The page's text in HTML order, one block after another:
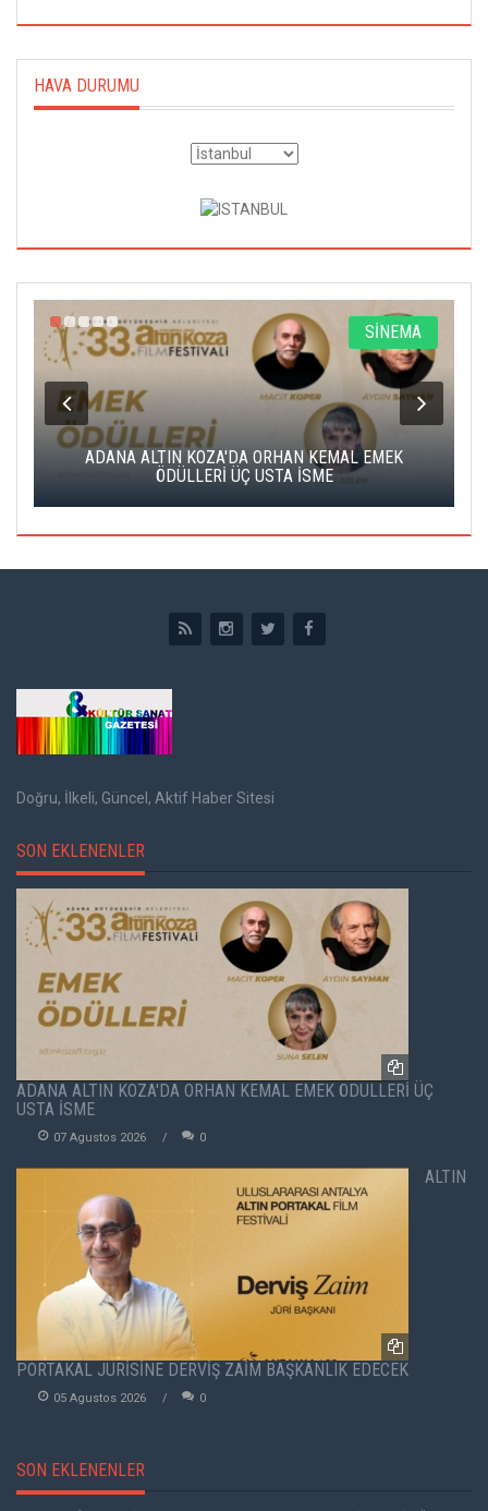
HAVA DURUMU
SİNEMA
ADANA ALTIN KOZA'DA ORHAN KEMAL EMEK
ÖDÜLLERİ ÜÇ USTA İSME
Doğru, İlkeli, Güncel, Aktif Haber Sitesi
SON EKLENENLER
ADANA ALTIN KOZA'DA ORHAN KEMAL EMEK ÖDÜLLERİ ÜÇ
USTA İSME
07 Agustos 2026 0
ALTIN
PORTAKAL JÜRİSİNE DERVİŞ ZAİM BAŞKANLIK EDECEK
05 Agustos 2026 0
SON EKLENENLER